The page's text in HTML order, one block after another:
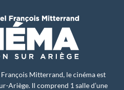
Mitterrand, le cinéma est
Ariège. Il comprend 1 salle d’une